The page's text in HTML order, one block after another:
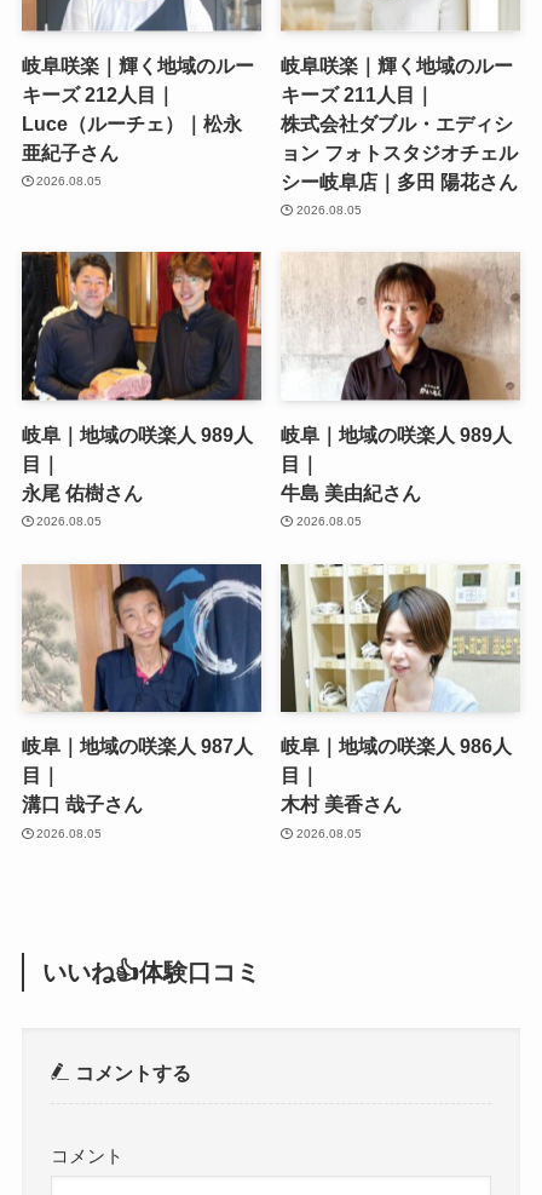
岐阜咲楽｜輝く地域のルー
キーズ 212人目｜
Luce（ルーチェ）｜松永
亜紀子さん
2026.08.05
岐阜咲楽｜輝く地域のルー
キーズ 211人目｜
株式会社ダブル・エディシ
ョン フォトスタジオチェル
シー岐阜店｜多田 陽花さん
2026.08.05
岐阜｜地域の咲楽人 989人
目｜
永尾 佑樹さん
2026.08.05
岐阜｜地域の咲楽人 989人
目｜
牛島 美由紀さん
2026.08.05
岐阜｜地域の咲楽人 987人
目｜
溝口 哉子さん
2026.08.05
岐阜｜地域の咲楽人 986人
目｜
木村 美香さん
2026.08.05
いいね👍体験口コミ
コメントする
コメント